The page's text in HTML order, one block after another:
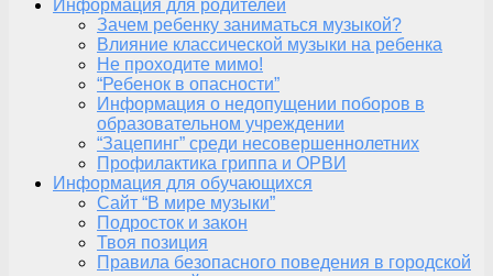
Информация для родителей
Зачем ребенку заниматься музыкой?
Влияние классической музыки на ребенка
Не проходите мимо!
“Ребенок в опасности”
Информация о недопущении поборов в
образовательном учреждении
“Зацепинг” среди несовершеннолетних
Профилактика гриппа и ОРВИ
Информация для обучающихся
Сайт “В мире музыки”
Подросток и закон
Твоя позиция
Правила безопасного поведения в городской